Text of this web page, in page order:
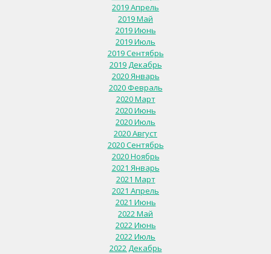
2019 Апрель
2019 Май
2019 Июнь
2019 Июль
2019 Сентябрь
2019 Декабрь
2020 Январь
2020 Февраль
2020 Март
2020 Июнь
2020 Июль
2020 Август
2020 Сентябрь
2020 Ноябрь
2021 Январь
2021 Март
2021 Апрель
2021 Июнь
2022 Май
2022 Июнь
2022 Июль
2022 Декабрь